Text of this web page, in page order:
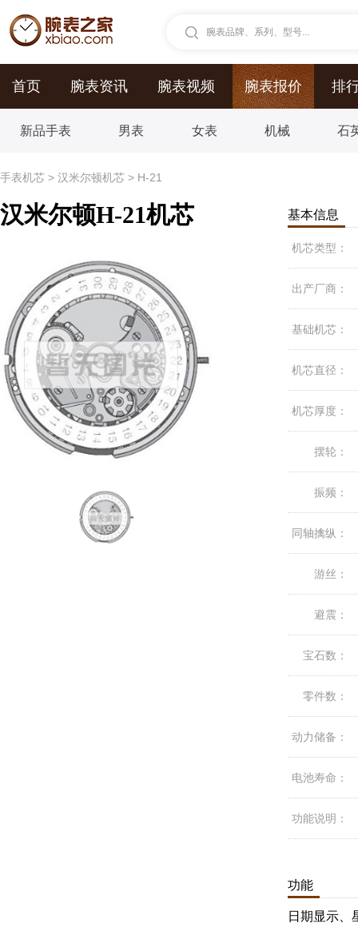
腕表品牌、系列、型号...
首页 腕表资讯 腕表视频 腕表报价 排
新品手表 男表 女表 机械 石
手表机芯 > 汉米尔顿机芯 > H-21
汉米尔顿H-21机芯 基本信息
机芯类型：
出产厂商：
基础机芯：
机芯直径：
机芯厚度：
摆轮：
振频：
同轴擒纵：
游丝：
避震：
宝石数：
零件数：
动力储备：
电池寿命：
功能说明：
功能
日期显示、